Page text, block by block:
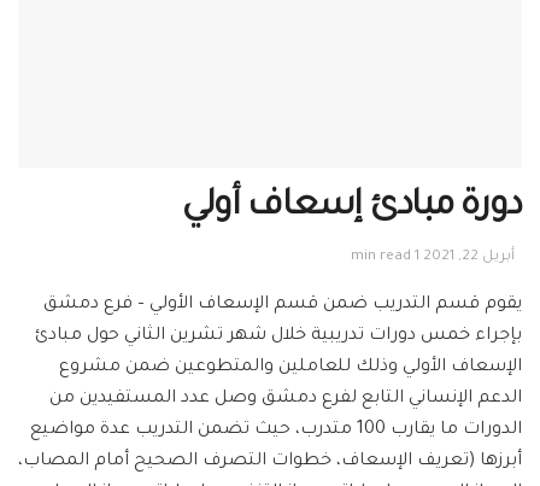
دورة مبادئ إسعاف أولي
أبريل 22, 2021 1 min read
يقوم قسم التدريب ضمن قسم الإسعاف الأولي – فرع دمشق
بإجراء خمس دورات تدريبية خلال شهر تشرين الثاني حول مبادئ
الإسعاف الأولي وذلك للعاملين والمتطوعين ضمن مشروع
الدعم الإنساني التابع لفرع دمشق وصل عدد المستفيدين من
الدورات ما يقارب 100 متدرب، حيث تضمن التدريب عدة مواضيع
أبرزها (تعريف الإسعاف، خطوات التصرف الصحيح أمام المصاب،